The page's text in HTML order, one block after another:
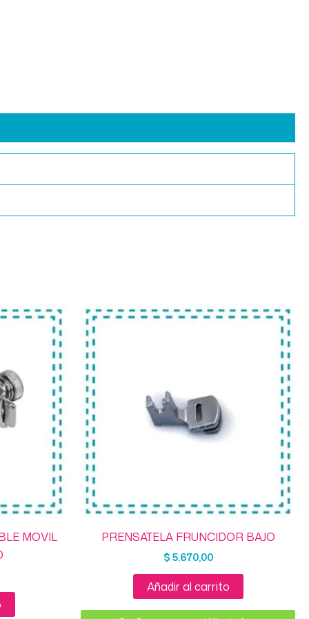
MOVIL
PRENSATELA FRUNCIDOR BAJO
$5.670,00
Añadir al carrito